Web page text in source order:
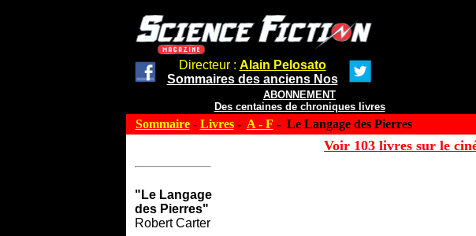
Directeur : Alain Pelosato
Sommaires des anciens Nos
ABONNEMENT
Des centaines de chroniques livres
Sommaire- Livres- A - F - Le Langage des Pierres
Voir 103 livres sur le
"Le Langage
des Pierres"
Robert Carter